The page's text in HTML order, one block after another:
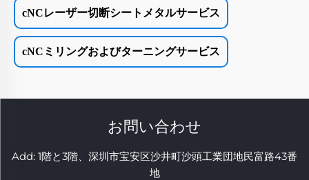
cNCレーザー切断シートメタルサービス
cNCミリングおよびターニングサービス
お問い合わせ
Add: 1階と3階、深圳市宝安区沙井町沙頭工業団地民富路43番
地